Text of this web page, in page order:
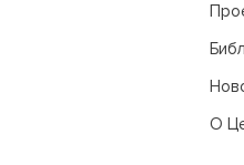
О